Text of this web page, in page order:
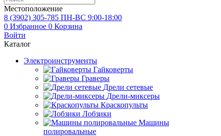
Местоположение
8 (3902) 305-785 ПН-ВС 9:00-18:00
0 Избранное 0 Корзина
Войти
Каталог
Электроинструменты
Гайковерты
Граверы
Дрели сетевые
Дрели-миксеры
Краскопульты
Лобзики
Машины
полировальные